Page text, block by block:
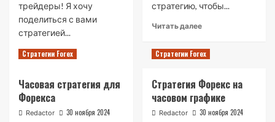
трейдеры! Я хочу
поделиться с вами
стратегией...
Читать далееRead
Разгон
на
стратегию, чтобы...
Читать далееRead
about
Стратегия
по
одному
индикатору
Стратегии Forex
Часовая стратегия для
Форекса
Redactor 30 ноября 2024
Стратегии Forex
Стратегия Форекс на
часовом графике
Redactor 30 ноября 2024